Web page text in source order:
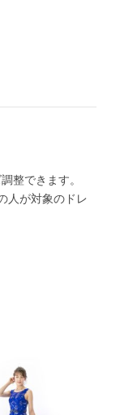
整できます。
人が対象のドレ